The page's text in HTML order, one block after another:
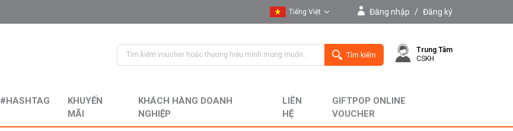
Tiếng Việt
English
Đăng nhập / Đăng ký
Tìm kiếm
Trung Tâm
CSKH
#HASHTAG
KHUYẾN
MÃI
KHÁCH HÀNG DOANH
NGHIỆP
LIÊN
HỆ
GIFTPOP ONLINE
VOUCHER